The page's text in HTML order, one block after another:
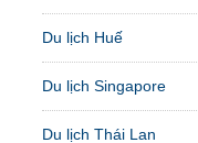
Du lịch Huế
Du lịch Singapore
Du lịch Thái Lan